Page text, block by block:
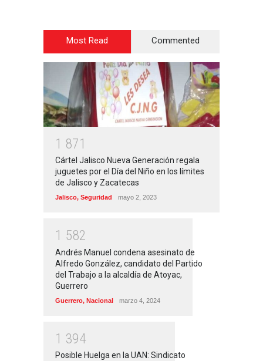
Most Read Commented
1 871
Cártel Jalisco Nueva Generación regala
juguetes por el Día del Niño en los límites
de Jalisco y Zacatecas
Jalisco, Seguridad mayo 2, 2023
1 582
Andrés Manuel condena asesinato de
Alfredo González, candidato del Partido
del Trabajo a la alcaldía de Atoyac,
Guerrero
Guerrero, Nacional marzo 4, 2024
1 394
Posible Huelga en la UAN: Sindicato